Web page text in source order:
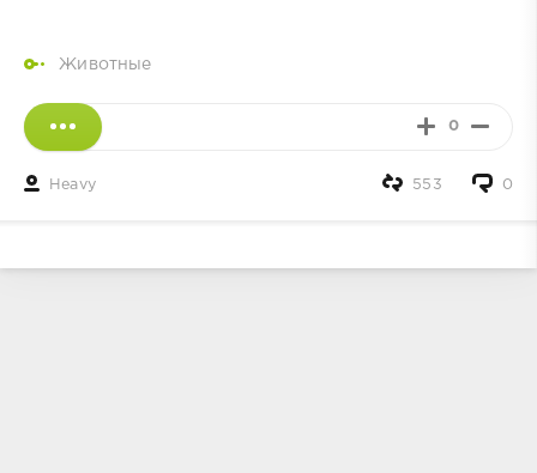
Животные
0
Heavy 0
553